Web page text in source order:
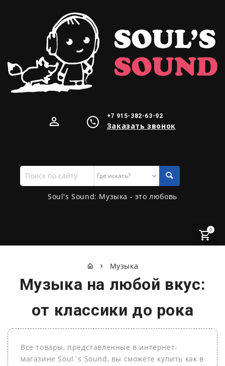
+7 915-382-63-92
Заказать звонок
Поиск
по
сайту
Soul's Sound: Музыка - это любовь
0
Музыка
Музыка на любой вкус:
от классики до рока
Все товары, представленные в интернет-
магазине Soul`s Sound, вы сможете купить как в